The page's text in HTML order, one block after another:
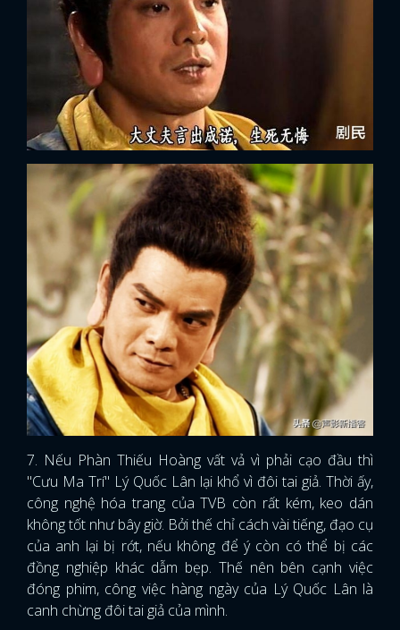
7. Nếu Phàn Thiếu Hoàng vất vả vì phải cạo đầu thì
"Cưu Ma Trí" Lý Quốc Lân lại khổ vì đôi tai giả. Thời ấy,
công nghệ hóa trang của TVB còn rất kém, keo dán
không tốt như bây giờ. Bởi thế chỉ cách vài tiếng, đạo cụ
của anh lại bị rớt, nếu không để ý còn có thể bị các
đồng nghiệp khác dẫm bẹp. Thế nên bên cạnh việc
đóng phim, công việc hàng ngày của Lý Quốc Lân là
canh chừng đôi tai giả của mình.